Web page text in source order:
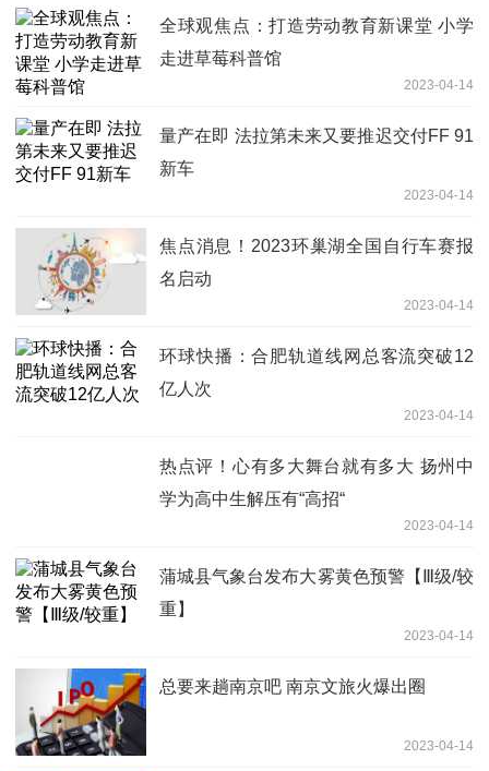
全球观焦点：打造劳动教育新课堂 小学
走进草莓科普馆
2023-04-14
量产在即 法拉第未来又要推迟交付FF 91
新车
2023-04-14
焦点消息！2023环巢湖全国自行车赛报
名启动
2023-04-14
环球快播：合肥轨道线网总客流突破12
亿人次
2023-04-14
热点评！心有多大舞台就有多大 扬州中
学为高中生解压有“高招“
2023-04-14
蒲城县气象台发布大雾黄色预警【Ⅲ级/较
重】
2023-04-14
总要来趟南京吧 南京文旅火爆出圈
2023-04-14